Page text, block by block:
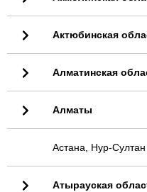
Актюбинская
Алматинская
Алматы
Астана, Нур-Султан
Атырауская